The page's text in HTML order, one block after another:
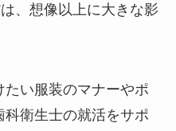
、想像以上に大きな影
い服装のマナーやポ
衛生士の就活をサポ